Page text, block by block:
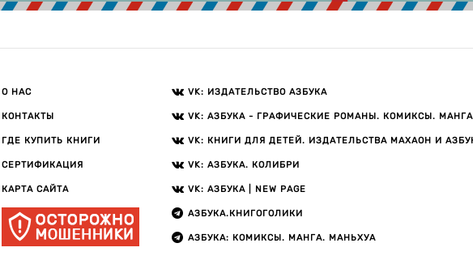
О НАС
КОНТАКТЫ
ГДЕ КУПИТЬ КНИГИ
СЕРТИФИКАЦИЯ
КАРТА САЙТА
VK: ИЗДАТЕЛЬСТВО АЗБУКА
VK: АЗБУКА - ГРАФИЧЕСКИЕ РОМАНЫ. КОМИКСЫ. МАНГА
VK: КНИГИ ДЛЯ ДЕТЕЙ. ИЗДАТЕЛЬСТВА МАХАОН И
VK: АЗБУКА. КОЛИБРИ
VK: АЗБУКА | NEW PAGE
АЗБУКА.КНИГОГОЛИКИ
АЗБУКА: КОМИКСЫ. МАНГА. МАНЬХУА